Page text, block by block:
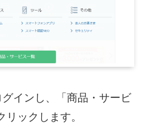
インし、「商品・サービ
ックします。